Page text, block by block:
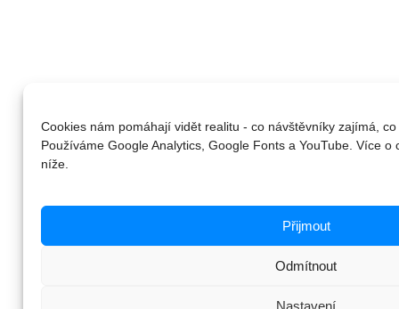
Cookies nám pomáhají vidět realitu - co návštěvníky zajímá,
Používáme Google Analytics, Google Fonts a YouTube. Více
níže.
Přijmout
Odmítnout
Nastavení